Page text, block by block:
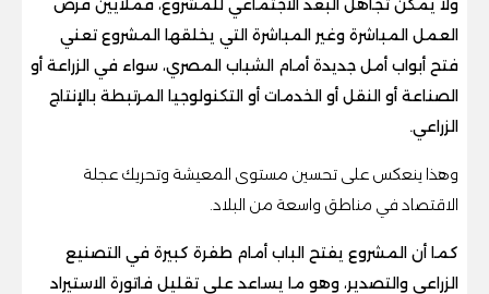
العمل المباشرة وغير المباشرة التي يخلقها المشروع تعني
فتح أبواب أمل جديدة أمام الشباب المصري، سواء في الزراعة أو
الصناعة أو النقل أو الخدمات أو التكنولوجيا المرتبطة بالإنتاج
الزراعي.
وهذا ينعكس على تحسين مستوى المعيشة وتحريك عجلة
الاقتصاد في مناطق واسعة من البلاد.
كما أن المشروع يفتح الباب أمام طفرة كبيرة في التصنيع
الزراعي والتصدير، وهو ما يساعد على تقليل فاتورة الاستيراد